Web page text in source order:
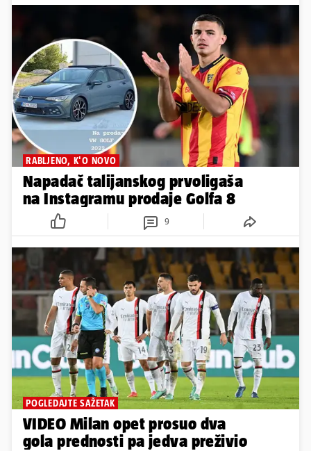
RABLJENO, K'O NOVO
Napadač talijanskog prvoligaša
na Instagramu prodaje Golfa 8
9
POGLEDAJTE SAŽETAK
VIDEO Milan opet prosuo dva
gola prednosti pa jedva preživio